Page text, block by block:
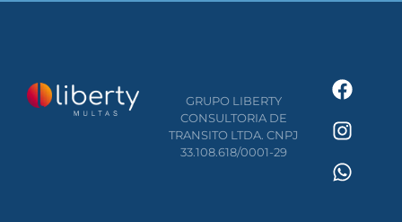
GRUPO LIBERTY
CONSULTORIA DE
TRANSITO LTDA. CNPJ
33.108.618/0001-29